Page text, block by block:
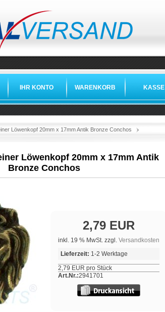
IHR KONTO WARENKORB KASSE
Löwenkopf 20mm x 17mm Antik Bronze Conchos
Löwenkopf 20mm x 17mm Antik
Bronze Conchos
2,79 EUR
inkl. 19 % MwSt. zzgl. Versandkosten
Lieferzeit: 1-2 Werktage
2,79 EUR pro Stück
Art.Nr.:2941701